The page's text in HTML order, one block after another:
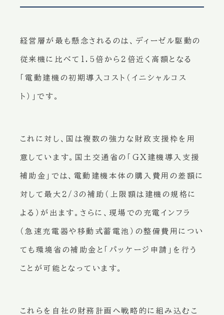
経営層が最も懸念されるのは、ディーゼル駆動の
従来機に比べて1.5倍から2倍近く高額となる
「電動建機の初期導入コスト（イニシャルコス
ト）」です。
これに対し、国は複数の強力な財政支援枠を用
意しています。国土交通省の「GX建機導入支援
補助金」では、電動建機本体の購入費用の差額に
対して最大2/3の補助（上限額は建機の規格に
よる）が出ます。さらに、現場での充電インフラ
（急速充電器や移動式蓄電池）の整備費用につい
ても環境省の補助金と「パッケージ申請」を行う
ことが可能となっています。
これらを自社の財務計画へ戦略的に組み込むこ